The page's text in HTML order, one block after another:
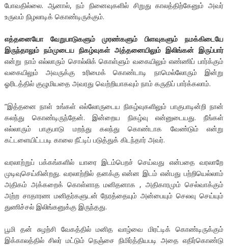
போவதில்லை. ஆனால், நம் நினைவுகளில் சிறுது காலத்திற்கேனும் அவர்
உருவம் நிழலாடிக் கொண்டிருக்கும்.
எத்தனையோ வேறுபாடுகளும் முரண்களும் பிளவுகளும் நமக்கிடையே
இருந்தாலும் நம்முடைய நிகழ்வுகள் அத்தனையிலும் இலிங்கன் இருப்பார்
என்று நாம் எல்லாரும் சொல்லிக் கொள்ளும் வகையிலும் எண்ணிப் பார்க்கும்
வகையிலும் அவருக்கு உரிமைக் கொண்டாடி நாமெல்லோரும் இன்று
ஓரிடத்தில் குழுமியதை அவரது வெற்றியாகவும் நாம் கருதிப் பார்க்கலாம்.
”இத்தனை நாள் உங்கள் எல்லோருடைய நிகழ்வுகளிலும் பாகுபாடின்றி நான்
கலந்து கொண்டிருந்தேன். இன்றைய நிகழ்வு என்னுடையது. நீங்கள்
எல்லாரும் பாகுபாடு மறந்து கலந்து கொண்டாக வேண்டும் என்று
கட்டளையிட்டபடி காலை நீட்டிப் படுத்துக் கிடந்தார் அவர்.
வரலாற்றுப் பக்கங்களில் யாரை இடம்பெறச் செய்வது என்பதை வரலாறே
முடிவுசெய்கின்றது. வரலாற்றில் தனக்கு என்ன இடம் என்பது பற்றியெல்லாம்
அதிகம் அக்கறைக் கொள்ளாத மனிதனாக , அதிகாரமும் செல்வாக்கும்
அற்ற சாதாரண மனிதர்களுடன் நேரத்தையும் அன்பையும் செலவு செய்யும்
துணிச்சல் இலிங்கனுக்கு இருந்தது.
பூமி தன் சுழற்சி வேகத்தில் மனித வாழ்வை மிரட்டிக் கொண்டிருக்கும்
இக்காலத்தில் சிலர் மட்டும் நெஞ்சை நிமிர்த்தியபடி அதை எதிர்கொண்டு